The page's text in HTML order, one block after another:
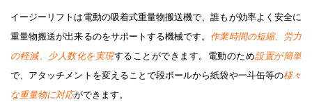
イージーリフトは電動の吸着式重量物搬送機で、誰もが効率よく安全に
重量物搬送が出来るのをサポートする機械です。 作業時間の短縮、労力
の軽減、少人数化を実現することができます。電動のため設置が簡単
で、アタッチメントを変えることで段ボールから紙袋や一斗缶等の様々
な重量物に対応ができます。